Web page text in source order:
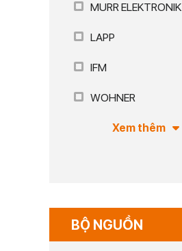
MURR ELEKTRONIK
LAPP
IFM
WOHNER
Xem thêm
BỘ NGUỒN